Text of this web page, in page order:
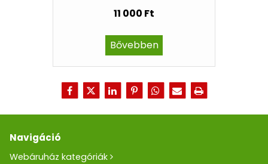
11 000 Ft
Bővebben
Navigáció
Webáruház kategóriák